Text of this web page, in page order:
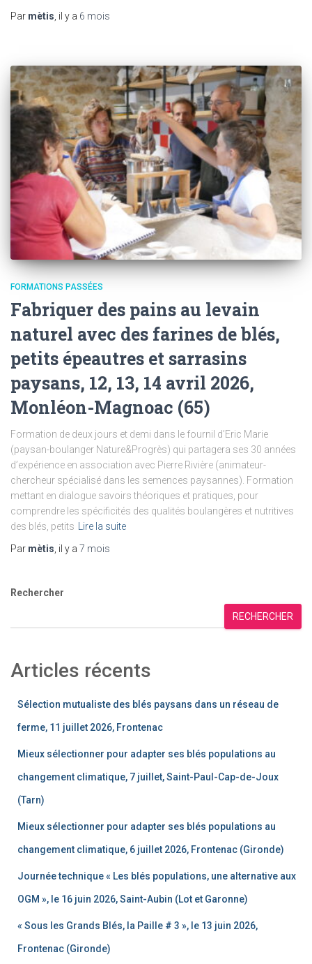
Par mètis , il y a 6 mois
FORMATIONS PASSÉES
Fabriquer des pains au levain
naturel avec des farines de blés,
petits épeautres et sarrasins
paysans, 12, 13, 14 avril 2026,
Monléon-Magnoac (65)
Formation de deux jours et demi dans le fournil d’Eric Marie
(paysan-boulanger Nature&Progrès) qui partagera ses 30 années
d’expérience en association avec Pierre Rivière (animateur-
chercheur spécialisé dans les semences paysannes). Formation
mettant en dialogue savoirs théoriques et pratiques, pour
comprendre les spécificités des qualités boulangères et nutritives
des blés, petits Lire la suite
Par mètis, il y a 7 mois
Rechercher
RECHERCHER
Articles récents
Sélection mutualiste des blés paysans dans un réseau de
ferme, 11 juillet 2026, Frontenac
Mieux sélectionner pour adapter ses blés populations au
changement climatique, 7 juillet, Saint-Paul-Cap-de-Joux
(Tarn)
Mieux sélectionner pour adapter ses blés populations au
changement climatique, 6 juillet 2026, Frontenac (Gironde)
Journée technique « Les blés populations, une alternative aux
OGM », le 16 juin 2026, Saint-Aubin (Lot et Garonne)
« Sous les Grands Blés, la Paille # 3 », le 13 juin 2026,
Frontenac (Gironde)